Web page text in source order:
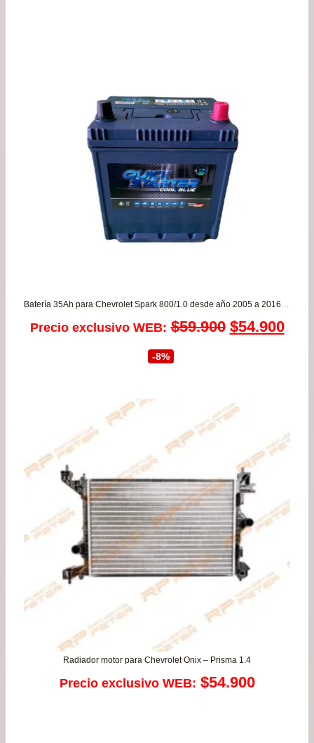
Batería 35Ah para Chevrolet Spark 800/1.0 desde año 2005 a 2016 – Garantía 8 MESES
Precio exclusivo WEB: $59.900 El
era:
$59.900.
$54.900El
-8%
Radiador motor para Chevrolet Onix – Prisma 1.4
Precio exclusivo WEB: $54.900